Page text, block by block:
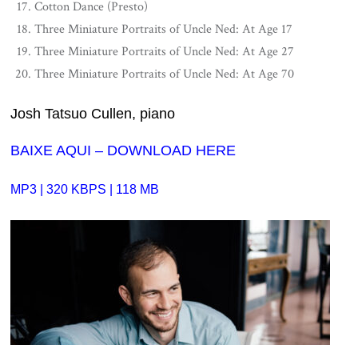
Cotton Dance (Presto)
Three Miniature Portraits of Uncle Ned: At Age 17
Three Miniature Portraits of Uncle Ned: At Age 27
Three Miniature Portraits of Uncle Ned: At Age 70
Josh Tatsuo Cullen, piano
BAIXE AQUI – DOWNLOAD HERE
MP3 | 320 KBPS | 118 MB